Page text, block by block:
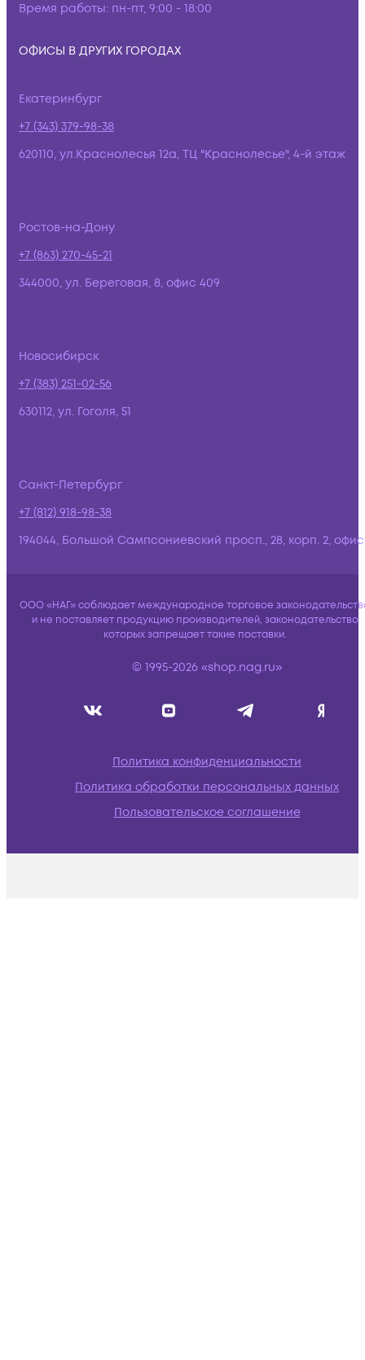
Время работы: пн-пт, 9:00 - 18:00
ОФИСЫ В ДРУГИХ ГОРОДАХ
Екатеринбург
+7 (343) 379-98-38
620110, ул.Краснолесья 12а, ТЦ "Краснолесье", 4-й этаж
Ростов-на-Дону
+7 (863) 270-45-21
344000, ул. Береговая, 8, офис 409
Новосибирск
+7 (383) 251-02-56
630112, ул. Гоголя, 51
Санкт-Петербург
+7 (812) 918-98-38
194044, Большой Сампсониевский просп., 28, корп. 2,
ООО «НАГ» соблюдает международное торговое
и не поставляет продукцию производителей, законодательство
которых запрещает такие поставки.
© 1995-2026 «shop.nag.ru»
Политика конфиденциальности
Политика обработки персональных данных
Пользовательское соглашение